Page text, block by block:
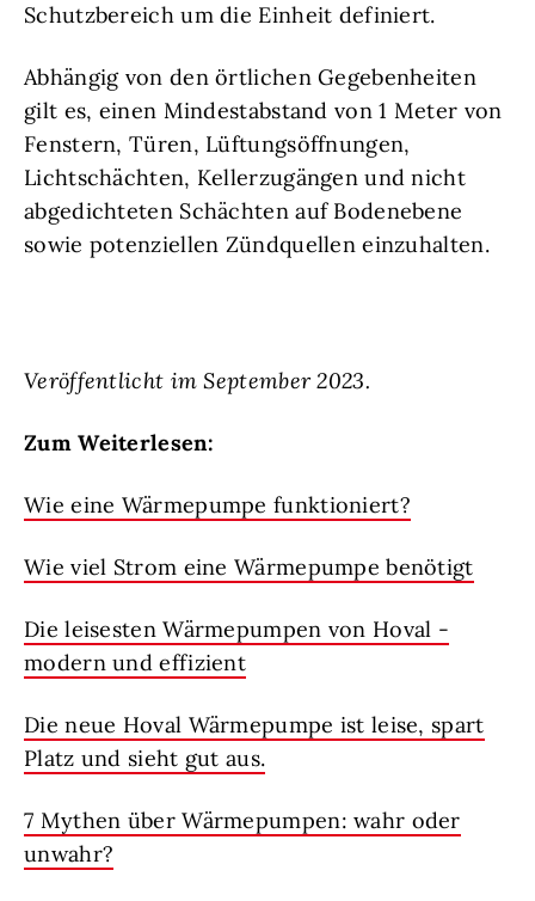
Schutzbereich um die Einheit definiert.
Abhängig von den örtlichen Gegebenheiten
gilt es, einen Mindestabstand von 1 Meter von
Fenstern, Türen, Lüftungsöffnungen,
Lichtschächten, Kellerzugängen und nicht
abgedichteten Schächten auf Bodenebene
sowie potenziellen Zündquellen einzuhalten.
Veröffentlicht im September 2023.
Zum Weiterlesen:
Wie eine Wärmepumpe funktioniert?
Wie viel Strom eine Wärmepumpe benötigt
Die leisesten Wärmepumpen von Hoval -
modern und effizient
Die neue Hoval Wärmepumpe ist leise, spart
Platz und sieht gut aus.
7 Mythen über Wärmepumpen: wahr oder
unwahr?